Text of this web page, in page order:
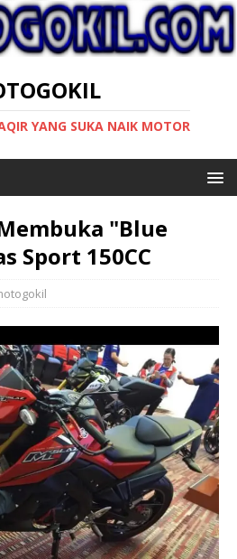
YANG SUKA NAIK MOTOR
"Blue
Sport 150CC